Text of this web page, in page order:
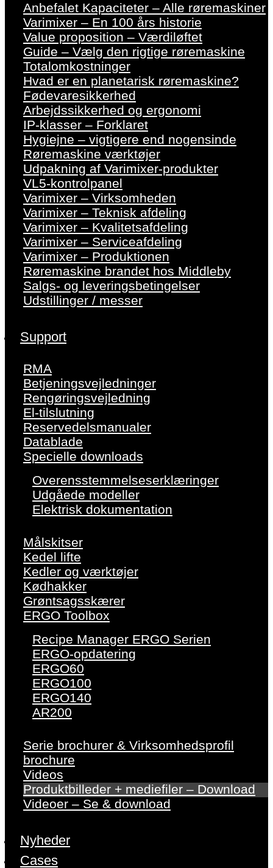
Anbefalet Kapaciteter – Alle røremaskiner
Varimixer – En 100 års historie
Value proposition – Værdiløftet
Guide – Vælg den rigtige røremaskine
Totalomkostninger
Hvad er en planetarisk røremaskine?
Fødevaresikkerhed
Arbejdssikkerhed og ergonomi
IP-klasser – Forklaret
Hygiejne – vigtigere end nogensinde
Røremaskine værktøjer
Udpakning af Varimixer-produkter
VL5-kontrolpanel
Varimixer – Virksomheden
Varimixer – Teknisk afdeling
Varimixer – Kvalitetsafdeling
Varimixer – Serviceafdeling
Varimixer – Produktionen
Røremaskine brandet hos Middleby
Salgs- og leveringsbetingelser
Udstillinger / messer
Support
RMA
Betjeningsvejledninger
Rengøringsvejledning
El-tilslutning
Reservedelsmanualer
Datablade
Specielle downloads
Overensstemmelseserklæringer
Udgåede modeller
Elektrisk dokumentation
Målskitser
Kedel lifte
Kedler og værktøjer
Kødhakker
Grøntsagsskærer
ERGO Toolbox
Recipe Manager ERGO Serien
ERGO-opdatering
ERGO60
ERGO100
ERGO140
AR200
Serie brochurer & Virksomhedsprofil
brochure
Videos
Produktbilleder + mediefiler – Download
Videoer – Se & download
Nyheder
Cases